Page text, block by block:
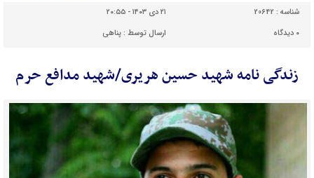
شناسه : 20642
۲۱ دی ۱۴۰۳ - ۲۰:۵۵
۰ دیدگاه ارسال توسط :پناهی
زندگی نامه شهید حسین هریری/شهید مدافع حرم